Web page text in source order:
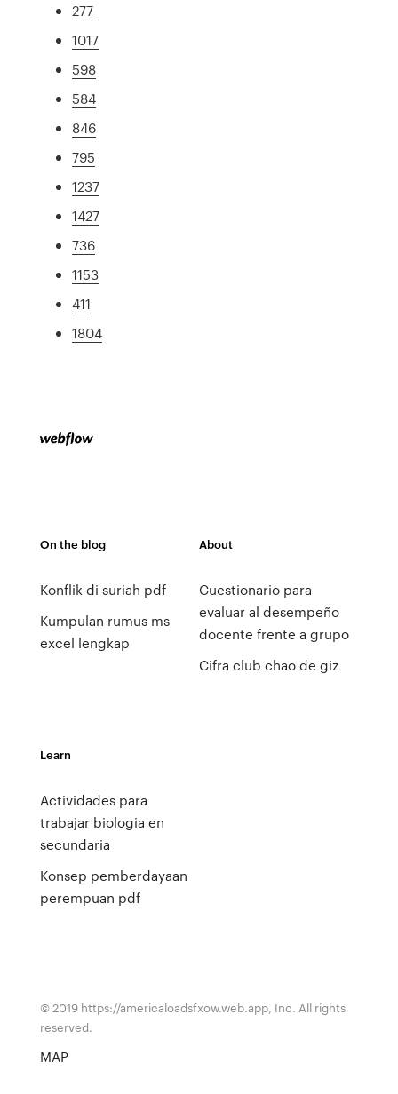
277
1017
598
584
846
795
1237
1427
736
1153
411
1804
On the blog
Konflik di suriah pdf
Kumpulan rumus ms
excel lengkap
About
Cuestionario para
evaluar al desempeño
docente frente a grupo
Cifra club chao de giz
Learn
Actividades para
trabajar biologia en
secundaria
Konsep pemberdayaan
perempuan pdf
© 2019 https://americaloadsfxow.web.app, Inc. All rights
reserved.
MAP